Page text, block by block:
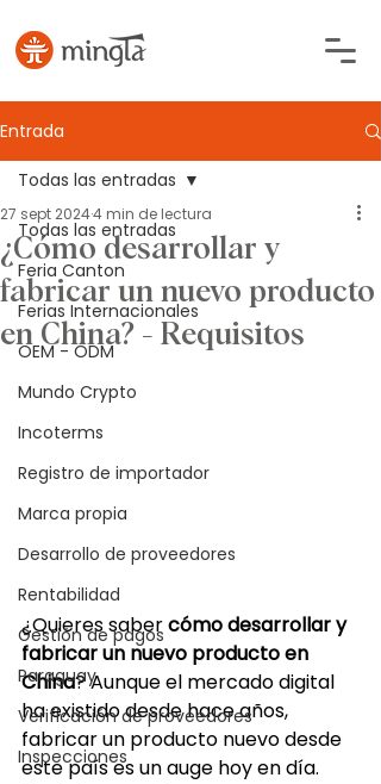
Entrada
Todas las entradas
Feria Canton
Ferias Internacionales
OEM - ODM
Mundo Crypto
Incoterms
Registro de importador
Marca propia
Desarrollo de proveedores
Rentabilidad
Gestión de pagos
Paraguay
Verificación de proveedores
Inspecciones
Todas las entradas
¿Cómo desarrollar y
fabricar un nuevo producto
en China? - Requisitos
27 sept 20244 min de lectura
¿Quieres saber cómo desarrollar y
fabricar un nuevo producto en
China? Aunque el mercado digital
ha existido desde hace años,
fabricar un producto nuevo desde
este país es un auge hoy en día.